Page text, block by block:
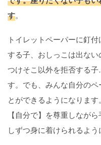
す。
トイレットペーパーに釘
する子、おしっこは出な
つけそこ以外を拒否する
す。でも、みんな自分の
とができるようになりま
【自分で】を尊重しなが
しずつ身に着けられるよう